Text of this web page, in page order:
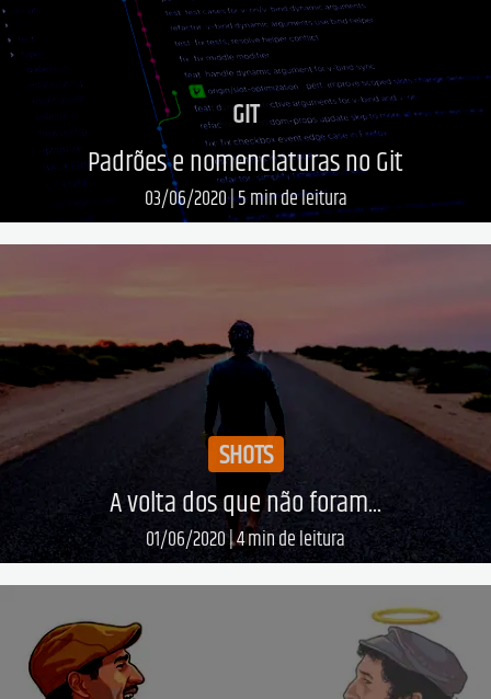
Padrões e nomenclaturas no Git
GIT
03/06/2020|5min de leitura
Leia mais...
A volta dos que não foram...
SHOTS
01/06/2020|4min de leitura
Leia mais...